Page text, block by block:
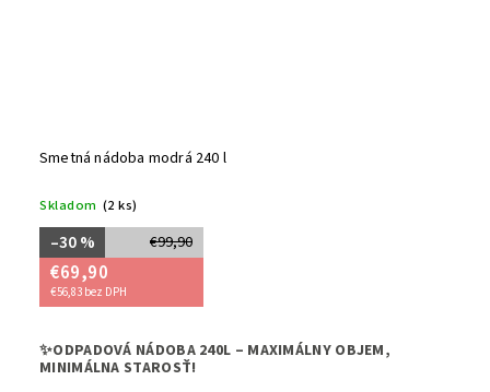
Smetná nádoba modrá 240 l
Skladom (2 ks)
€99,90
–30 %
€69,90
€56,83 bez DPH
✨ODPADOVÁ NÁDOBA 240L – MAXIMÁLNY OBJEM,
MINIMÁLNA STAROSŤ!